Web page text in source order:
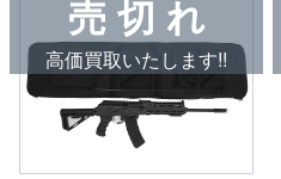
売 切 れ
高価買取いたします!!